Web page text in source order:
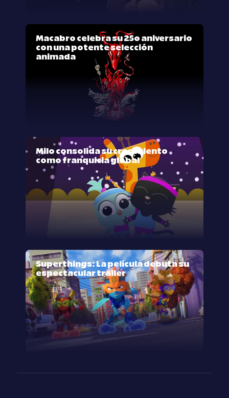
Macabro celebra su 25º aniversario
con una potente selección
animada
Milo consolida su crecimiento
como franquicia global
Superthings: La película debuta su
espectacular trailer